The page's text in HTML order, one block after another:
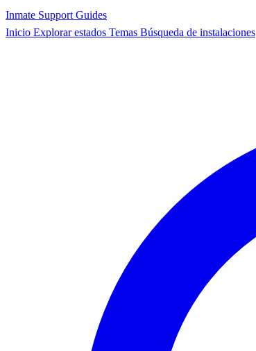
Inmate Support Guides
Inicio Explorar estados Temas Búsqueda de instalaciones